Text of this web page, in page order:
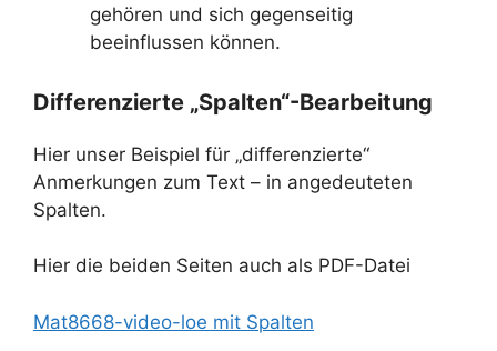
gehören und sich gegenseitig
beeinflussen können.
Differenzierte „Spalten“-Bearbeitung
Hier unser Beispiel für „differenzierte“
Anmerkungen zum Text – in angedeuteten
Spalten.
Hier die beiden Seiten auch als PDF-Datei
Mat8668-video-loe mit Spalten